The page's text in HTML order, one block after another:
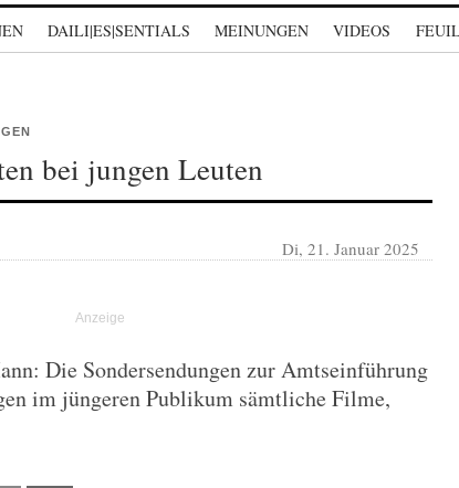
DAILI|ES|SENTIALS MEINUNGEN VIDEOS
bei jungen Leuten
Di, 21. Januar 2025
Die Sondersendungen zur Amtseinführung
im jüngeren Publikum sämtliche Filme,